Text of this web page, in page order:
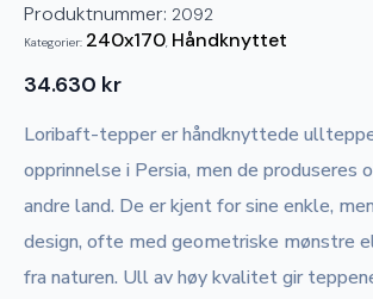
Produktnummer: 2092
Kategorier: 240x170, Håndknyttet
34.630 kr
Loribaft-tepper er håndknyttede
opprinnelse i Persia, men de produseres
andre land. De er kjent for sine enkle,
design, ofte med geometriske mønstre
fra naturen. Ull av høy kvalitet gir